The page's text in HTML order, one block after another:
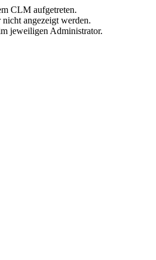
CLM aufgetreten.
angezeigt werden.
jeweiligen Administrator.